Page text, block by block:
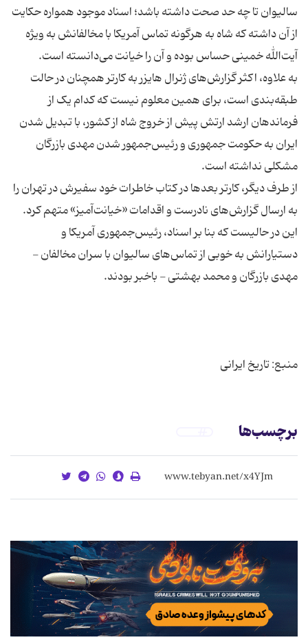
سالیوان تا چه حد صحت داشته باشد؛ اسناد موجود همواره حکایت
از آن داشته که شاه به هرگونه تماس آمریکا با مخالفانش به ویژه
به علاوه، اکثر گزارش‌های ژنرال هایزر به کارتر همچنان در حالت
طبقه‌بندی است، برای همین معلوم نیست که کدام یک از
فرماندهان ارشد ارتش پیش از خروج شاه از کشور، با تبدیل شدن
ایران به حکومت جمهوری و رئیس‌جمهور شدن مهدی بازرگان
از طرف دیگر، کارتر بعدها در کتاب خاطرات خود سفیرش در تهران را
به ارسال گزارش‌های نادرست و اقدامات «خیانت‌آمیز» متهم کرد.
این در حالیست که بنا بر اسناد، رئیس‌جمهوری آمریکا و
دستیارانش به خوبی از تماس‌های سالیوان با سران مخالفان -
منبع: تاریخ ایرانی
برچسب‌ها